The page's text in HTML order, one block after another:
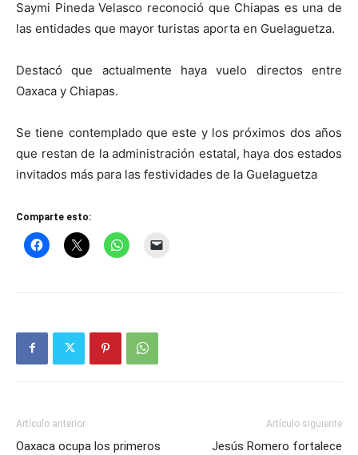
Saymi Pineda Velasco reconoció que Chiapas es una de
las entidades que mayor turistas aporta en Guelaguetza.
Destacó que actualmente haya vuelo directos entre
Oaxaca y Chiapas.
Se tiene contemplado que este y los próximos dos años
que restan de la administración estatal, haya dos estados
invitados más para las festividades de la Guelaguetza
Comparte esto:
Artículo anterior
Oaxaca ocupa los primeros
Artículo siguiente
Jesús Romero fortalece